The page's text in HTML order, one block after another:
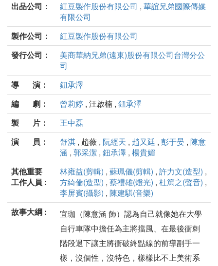
出品公司：
紅豆製作股份有限公司 , 華誼兄弟國際傳媒
有限公司
製作公司：
紅豆製作股份有限公司
發行公司：
美商華納兄弟(遠東)股份有限公司台灣分公
司
導 演：
鈕承澤
編 劇：
曾莉婷 , 汪啟楠 , 鈕承澤
製 片：
王中磊
演 員：
舒淇 , 趙薇 , 阮經天 , 趙又廷 , 彭于晏 , 陳意
涵 , 郭采潔 , 鈕承澤 , 楊貴媚
其他重要
工作人員 :
林雍益(剪輯) , 蘇珮儀(剪輯) , 許力文(造型) ,
方綺倫(造型) , 蔡禮雄(燈光) , 杜篤之(聲音) ,
李屏賓(攝影) , 陳建騏(音樂)
故事大綱 :
宜珈（陳意涵 飾）認為自己就像她在大學
自行車隊中擔任為主將擋風、在最後衝刺
階段退下讓主將衝破終點線的前導副手一
樣，沒個性，沒特色，樣樣比不上美術系